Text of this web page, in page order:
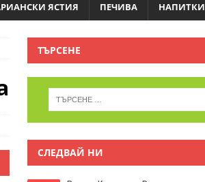
ЯСТИЯ ПЕЧИВА НАПИТКИ
ТЪРСЕНЕ
СЛЕДВАЙ НИ